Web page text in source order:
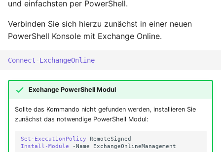
und einfachsten per PowerShell.
Verbinden Sie sich hierzu zunächst in einer neuen
PowerShell Konsole mit Exchange Online.
Connect-ExchangeOnline
Exchange PowerShell Modul
Sollte das Kommando nicht gefunden werden, installieren Sie
zunächst das notwendige PowerShell Modul:
Set-ExecutionPolicy
RemoteSigned
Install-Module
-Name ExchangeOnlineManagement